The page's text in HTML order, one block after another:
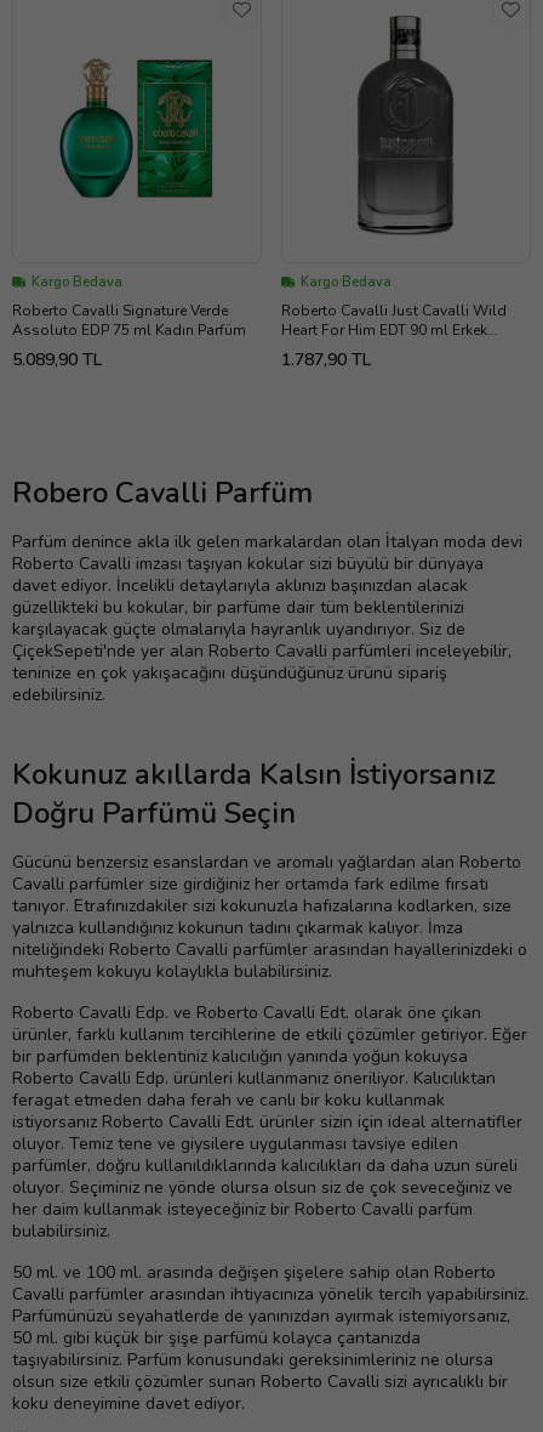
Kargo Bedava
Roberto Cavalli Signature Verde
Assoluto EDP 75 ml Kadın Parfüm
5.089,90 TL
Kargo Bedava
Roberto Cavalli Just Cavalli Wild
Heart For Him EDT 90 ml Erkek
Parfümü
1.787,90 TL
Robero Cavalli Parfüm
Parfüm denince akla ilk gelen markalardan olan İtalyan moda devi
Roberto Cavalli imzası taşıyan kokular sizi büyülü bir dünyaya
davet ediyor. İncelikli detaylarıyla aklınızı başınızdan alacak
güzellikteki bu kokular, bir parfüme dair tüm beklentilerinizi
karşılayacak güçte olmalarıyla hayranlık uyandırıyor. Siz de
ÇiçekSepeti'nde yer alan Roberto Cavalli parfümleri inceleyebilir,
teninize en çok yakışacağını düşündüğünüz ürünü sipariş
edebilirsiniz.
Kokunuz akıllarda Kalsın İstiyorsanız
Doğru Parfümü Seçin
Gücünü benzersiz esanslardan ve aromalı yağlardan alan Roberto
Cavalli parfümler size girdiğiniz her ortamda fark edilme fırsatı
tanıyor. Etrafınızdakiler sizi kokunuzla hafızalarına kodlarken, size
yalnızca kullandığınız kokunun tadını çıkarmak kalıyor. İmza
niteliğindeki Roberto Cavalli parfümler arasından hayallerinizdeki o
muhteşem kokuyu kolaylıkla bulabilirsiniz.
Roberto Cavalli Edp. ve Roberto Cavalli Edt. olarak öne çıkan
ürünler, farklı kullanım tercihlerine de etkili çözümler getiriyor. Eğer
bir parfümden beklentiniz kalıcılığın yanında yoğun kokuysa
Roberto Cavalli Edp. ürünleri kullanmanız öneriliyor. Kalıcılıktan
feragat etmeden daha ferah ve canlı bir koku kullanmak
istiyorsanız Roberto Cavalli Edt. ürünler sizin için ideal alternatifler
oluyor. Temiz tene ve giysilere uygulanması tavsiye edilen
parfümler, doğru kullanıldıklarında kalıcılıkları da daha uzun süreli
oluyor. Seçiminiz ne yönde olursa olsun siz de çok seveceğiniz ve
her daim kullanmak isteyeceğiniz bir Roberto Cavalli parfüm
bulabilirsiniz.
50 ml. ve 100 ml. arasında değişen şişelere sahip olan Roberto
Cavalli parfümler arasından ihtiyacınıza yönelik tercih yapabilirsiniz.
Parfümünüzü seyahatlerde de yanınızdan ayırmak istemiyorsanız,
50 ml. gibi küçük bir şişe parfümü kolayca çantanızda
taşıyabilirsiniz. Parfüm konusundaki gereksinimleriniz ne olursa
olsun size etkili çözümler sunan Roberto Cavalli sizi ayrıcalıklı bir
koku deneyimine davet ediyor.